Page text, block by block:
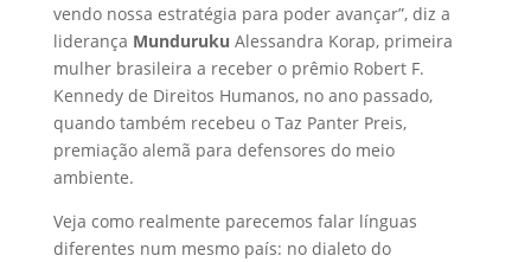
vendo nossa estratégia para poder avançar”, diz a
liderança Munduruku Alessandra Korap, primeira
mulher brasileira a receber o prêmio Robert F.
Kennedy de Direitos Humanos, no ano passado,
quando também recebeu o Taz Panter Preis,
premiação alemã para defensores do meio
ambiente.
Veja como realmente parecemos falar línguas
diferentes num mesmo país: no dialeto do